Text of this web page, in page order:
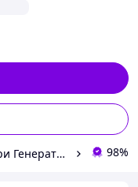
Продавець ФОП Лебедєв Р. В. Стартери Генератори Комплектуючі. 98%